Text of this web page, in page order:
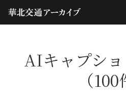
AIキャプシ
（100